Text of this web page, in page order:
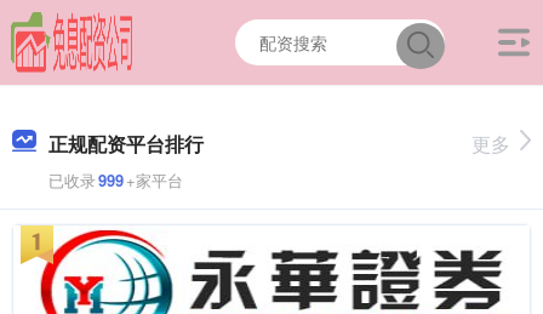
正规配资平台排行
已收录999+家平台
更多